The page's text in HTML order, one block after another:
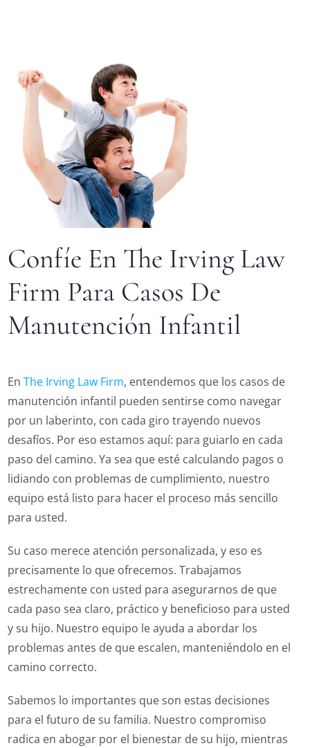
Confíe En The Irving Law
Firm Para Casos De
Manutención Infantil
EnThe Irving Law Firm, entendemos que los casos de
manutención infantil pueden sentirse como navegar
por un laberinto, con cada giro trayendo nuevos
desafíos. Por eso estamos aquí: para guiarlo en cada
paso del camino. Ya sea que esté calculando pagos o
lidiando con problemas de cumplimiento, nuestro
equipo está listo para hacer el proceso más sencillo
para usted.
Su caso merece atención personalizada, y eso es
precisamente lo que ofrecemos. Trabajamos
estrechamente con usted para asegurarnos de que
cada paso sea claro, práctico y beneficioso para usted
y su hijo. Nuestro equipo le ayuda a abordar los
problemas antes de que escalen, manteniéndolo en el
camino correcto.
Sabemos lo importantes que son estas decisiones
para el futuro de su familia. Nuestro compromiso
radica en abogar por el bienestar de su hijo, mientras